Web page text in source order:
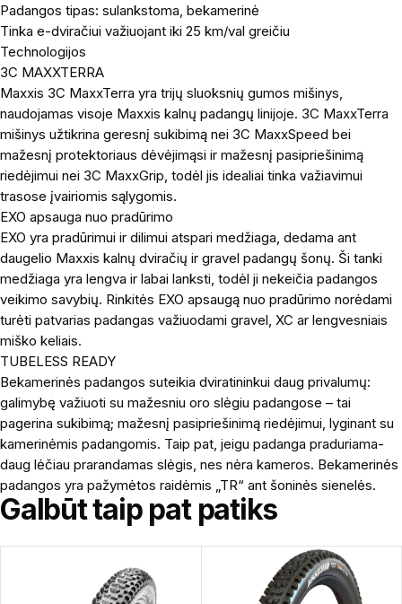
Padangos tipas: sulankstoma, bekamerinė
Tinka e-dviračiui važiuojant iki 25 km/val greičiu
Technologijos
3C MAXXTERRA
Maxxis 3C MaxxTerra yra trijų sluoksnių gumos mišinys,
naudojamas visoje Maxxis kalnų padangų linijoje. 3C MaxxTerra
mišinys užtikrina geresnį sukibimą nei 3C MaxxSpeed bei
mažesnį protektoriaus dėvėjimąsi ir mažesnį pasipriešinimą
riedėjimui nei 3C MaxxGrip, todėl jis idealiai tinka važiavimui
trasose įvairiomis sąlygomis.
EXO apsauga nuo pradūrimo
EXO yra pradūrimui ir dilimui atspari medžiaga, dedama ant
daugelio Maxxis kalnų dviračių ir gravel padangų šonų. Ši tanki
medžiaga yra lengva ir labai lanksti, todėl ji nekeičia padangos
veikimo savybių. Rinkitės EXO apsaugą nuo pradūrimo norėdami
turėti patvarias padangas važiuodami gravel, XC ar lengvesniais
miško keliais.
TUBELESS READY
Bekamerinės padangos suteikia dviratininkui daug privalumų:
galimybę važiuoti su mažesniu oro slėgiu padangose – tai
pagerina sukibimą; mažesnį pasipriešinimą riedėjimui, lyginant su
kamerinėmis padangomis. Taip pat, jeigu padanga praduriama-
daug lėčiau prarandamas slėgis, nes nėra kameros. Bekamerinės
padangos yra pažymėtos raidėmis „TR“ ant šoninės sienelės.
Galbūt taip pat patiks